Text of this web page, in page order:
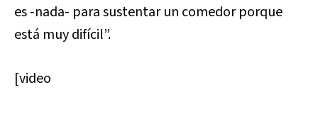
es -nada- para sustentar un comedor porque
está muy difícil”.
[video